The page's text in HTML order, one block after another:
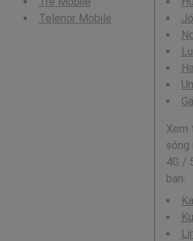
Telenor Mobile
Xem
sóng
4G /
bạn: